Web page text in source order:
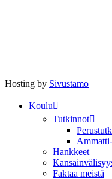
Hosting by Sivustamo
Koulu
Tutkinnot
Hankkeet
Faktaa meistä